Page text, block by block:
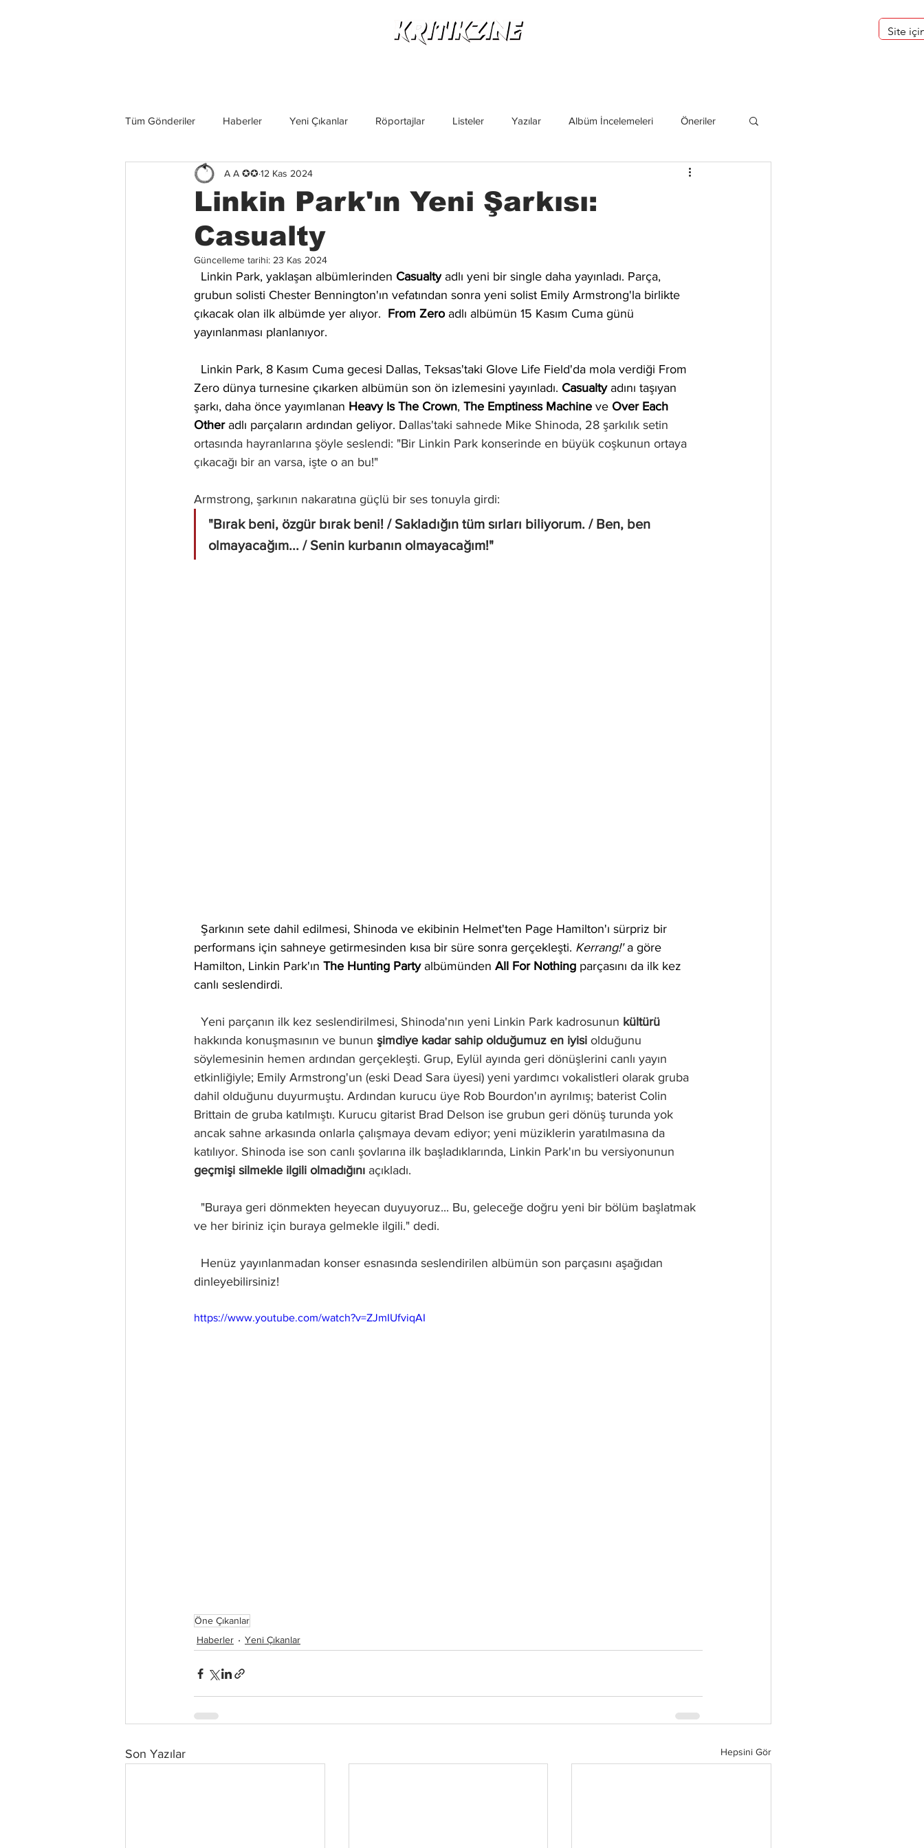
Tüm Gönderiler Haberler Yeni Çıkanlar Röportajlar Listeler Yazılar Albüm İncelemeleri Öneriler
Grup İncelemeleri Konserler
Linkin Park'ın Yeni Şarkısı:
Casualty
A A ✪✪ 12 Kas 2024
Güncelleme tarihi: 23 Kas 2024
  Linkin Park, yaklaşan albümlerinden
Casualty adlı yeni bir single daha yayınladı. Parça,
grubun solisti Chester Bennington'ın vefatından sonra yeni solist Emily Armstrong'la birlikte
çıkacak olan ilk albümde yer alıyor. From Zero adlı albümün 15 Kasım Cuma günü
yayınlanması planlanıyor.
  Linkin Park, 8 Kasım Cuma gecesi Dallas, Teksas'taki Glove Life Field'da mola verdiği
From
Zero dünya turnesine çıkarken albümün son ön izlemesini yayınladı. Casualty adını taşıyan
şarkı, daha önce yayımlanan Heavy Is The Crown, The Emptiness Machine ve Over Each
Other adlı parçaların ardından geliyor. Dallas'taki sahnede Mike Shinoda, 28 şarkılık setin
ortasında hayranlarına şöyle seslendi: "Bir Linkin Park konserinde en büyük coşkunun ortaya
çıkacağı bir an varsa, işte o an bu!"
Armstrong, şarkının nakaratına güçlü bir ses tonuyla girdi:
"Bırak beni, özgür bırak beni! / Sakladığın tüm sırları biliyorum. / Ben, ben
olmayacağım... / Senin kurbanın olmayacağım!"
  Şarkının sete dahil edilmesi, Shinoda ve ekibinin
Helmet'ten Page Hamilton'ı sürpriz bir
performans için sahneye getirmesinden kısa bir süre sonra gerçekleşti. Kerrang!' a göre
Hamilton, Linkin Park'ın The Hunting Party albümünden All For Nothing parçasını da ilk kez
canlı seslendirdi.
  Yeni parçanın ilk kez seslendirilmesi, Shinoda'nın yeni Linkin Park kadrosunun
kültürü
hakkında konuşmasının ve bunun şimdiye kadar sahip olduğumuz en iyisi olduğunu
söylemesinin hemen ardından gerçekleşti. Grup, Eylül ayında geri dönüşlerini canlı yayın
etkinliğiyle; Emily Armstrong'un (eski Dead Sara üyesi) yeni yardımcı vokalistleri olarak gruba
dahil olduğunu duyurmuştu. Ardından kurucu üye Rob Bourdon'ın ayrılmış; baterist Colin
Brittain de gruba katılmıştı. Kurucu gitarist Brad Delson ise grubun geri dönüş turunda yok
ancak sahne arkasında onlarla çalışmaya devam ediyor; yeni müziklerin yaratılmasına da
katılıyor. Shinoda ise son canlı şovlarına ilk başladıklarında, Linkin Park'ın bu versiyonunun
geçmişi silmekle ilgili olmadığını açıkladı.
ve her biriniz için buraya gelmekle ilgili." dedi.
dinleyebilirsiniz!
https://www.youtube.com/watch?v=ZJmIUfviqAI
Öne Çıkanlar
Haberler
Yeni Çıkanlar
Son Yazılar Hepsini Gör